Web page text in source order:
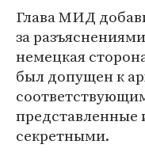
Глава МИД
за
немецкая
был допущен к
представленные
секретными.